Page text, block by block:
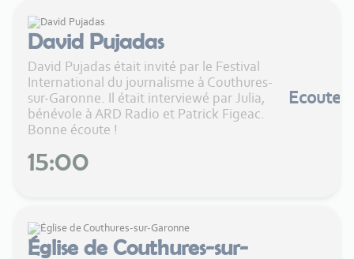
David Pujadas
David Pujadas était invité par le Festival
International du journalisme à Couthures-
sur-Garonne. Il était interviewé par Julia,
bénévole à ARD Radio et Patrick Figeac.
Bonne écoute !
15:00
Ecouter
Église de Couthures-sur-